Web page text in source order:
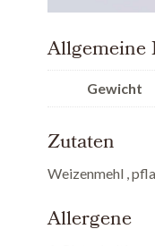
Gewicht
Zutaten
Weizenmehl ,
Allergene